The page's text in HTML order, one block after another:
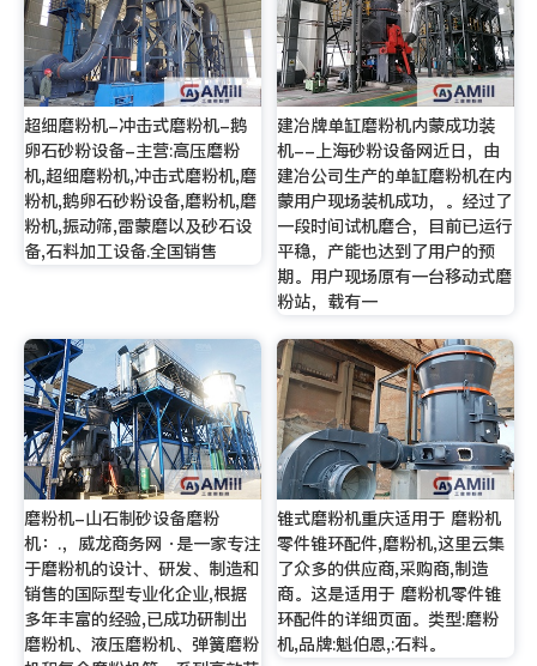
超细磨粉机-冲击式磨粉机-鹅
卵石砂粉设备-主营:高压磨粉
机,超细磨粉机,冲击式磨粉机,磨
粉机,鹅卵石砂粉设备,磨粉机,磨
粉机,振动筛,雷蒙磨以及砂石设
备,石料加工设备.全国销售
建冶牌单缸磨粉机内蒙成功装
机--上海砂粉设备网近日，由
建冶公司生产的单缸磨粉机在内
蒙用户现场装机成功，。经过了
一段时间试机磨合，目前已运行
平稳，产能也达到了用户的预
期。用户现场原有一台移动式磨
粉站，载有一
磨粉机-山石制砂设备磨粉
机：.，威龙商务网 ·是一家专注
于磨粉机的设计、研发、制造和
销售的国际型专业化企业,根据
多年丰富的经验,已成功研制出
磨粉机、液压磨粉机、弹簧磨粉
锥式磨粉机重庆适用于 磨粉机
零件锥环配件,磨粉机,这里云集
了众多的供应商,采购商,制造
商。这是适用于 磨粉机零件锥
环配件的详细页面。类型:磨粉
机,品牌:魁伯恩,:石料。